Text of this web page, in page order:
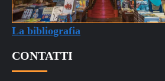
La bibliografia
CONTATTI